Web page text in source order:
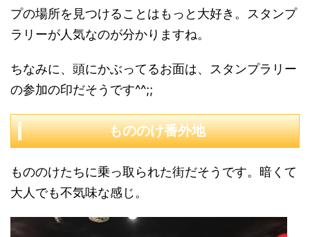
プの場所を見つけることはもっと大好き。スタンプ
ラリーが人気なのが分かりますね。
ちなみに、頭にかぶってるお面は、スタンプラリー
の参加の印だそうです^^;;
もののけ番外地
もののけたちに乗っ取られた街だそうです。暗くて
大人でも不気味な感じ。